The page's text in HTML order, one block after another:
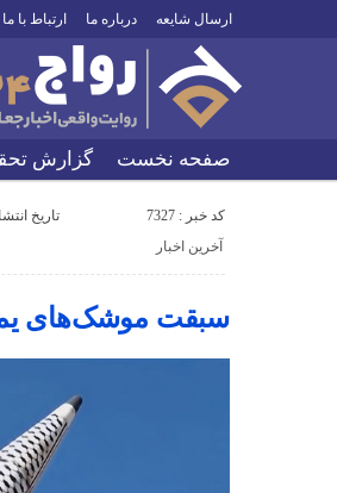
ارسال شایعه درباره ما ارتباط با ما
صفحه نخست گزارش
کد خبر : 7327 تاریخ انتشار :
آخرین اخبار
سبقت موشک‌های